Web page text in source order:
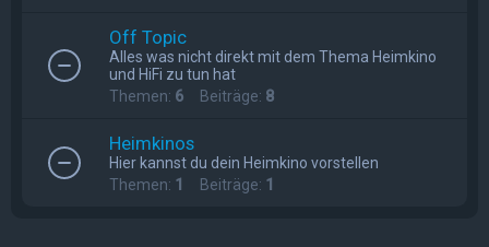
Off Topic
Alles was nicht direkt mit dem Thema Heimkino
und HiFi zu tun hat
Themen: 6 Beiträge: 8
Heimkinos
Hier kannst du dein Heimkino vorstellen
Themen: 1 Beiträge: 1